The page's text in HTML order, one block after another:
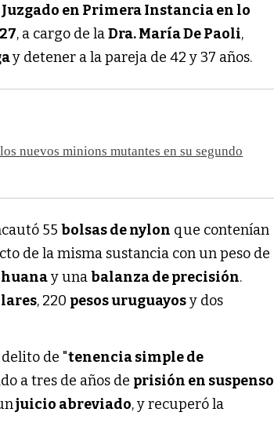
Juzgado en Primera Instancia en lo
, a cargo de laDra. María De Paoli,
y detener a la pareja de 42 y 37 años.
nuevos minions mutantes en su segundo
55bolsas de nylon que contenían
de la misma sustancia con un peso de
y unabalanza de precisión.
, 220 pesos uruguayosy dos
de "tenencia simple de
a tres de años de prisión en suspenso
juicio abreviado, y recuperó la